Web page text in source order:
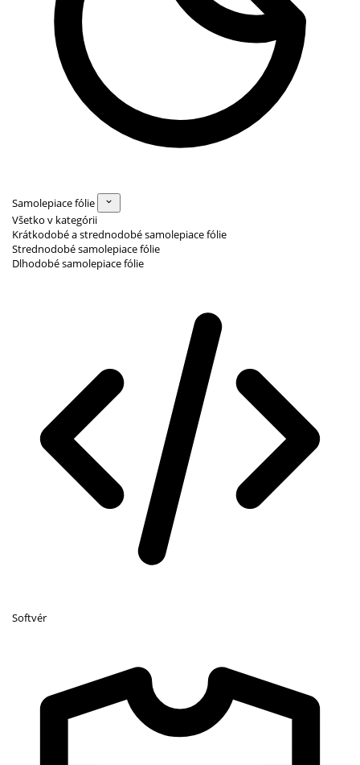
Samolepiace fólie
Všetko v kategórii
Krátkodobé a strednodobé samolepiace fólie
Strednodobé samolepiace fólie
Dlhodobé samolepiace fólie
Softvér